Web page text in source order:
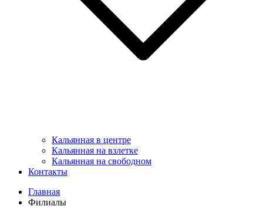
Кальянная в центре
Кальянная на взлетке
Кальянная на свободном
Контакты
Главная
Филиалы